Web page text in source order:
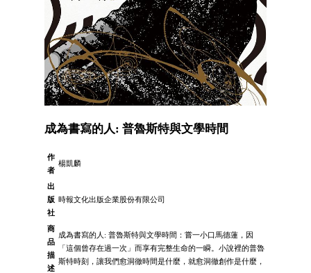
成為書寫的人: 普魯斯特與文學時間
作
者
楊凱麟
出
版
社
時報文化出版企業股份有限公司
商
品
描
述
成為書寫的人: 普魯斯特與文學時間：嘗一小口馬德蓮，因
「這個曾存在過一次」而享有完整生命的一瞬。小說裡的普魯
斯特時刻，讓我們愈洞徹時間是什麼，就愈洞徹創作是什麼，